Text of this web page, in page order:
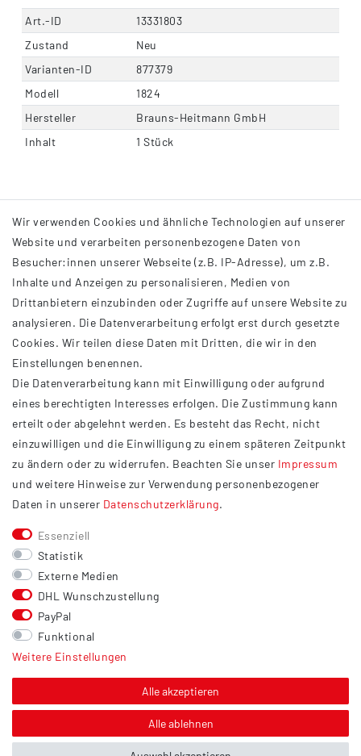
Art.-ID
13331803
Zustand
Neu
Varianten-ID
877379
Modell
1824
Hersteller
Brauns-Heitmann GmbH
Inhalt
1 Stück
INFORMATIONEN
AGB
Impressum
Datenschutzerklärung
Widerrufsrecht
Barrierefreiheit
Service
Kontakt
Versand
Zahlung
Vertrag widerrufen
Sonstiges
Hinweis zur Entsorgung von Altbatterien & Altöl
Über uns
Wir verwenden Cookies und ähnliche Technologien auf unserer
Website und verarbeiten personenbezogene Daten von
Besucher:innen unserer Webseite (z.B. IP-Adresse), um z.B.
Inhalte und Anzeigen zu personalisieren, Medien von
Drittanbietern einzubinden oder Zugriffe auf unsere Website zu
analysieren. Die Datenverarbeitung erfolgt erst durch gesetzte
Cookies. Wir teilen diese Daten mit Dritten, die wir in den
Einstellungen benennen.
Die Datenverarbeitung kann mit Einwilligung oder aufgrund
eines berechtigten Interesses erfolgen. Die Zustimmung kann
erteilt oder abgelehnt werden. Es besteht das Recht, nicht
einzuwilligen und die Einwilligung zu einem späteren Zeitpunkt
zu ändern oder zu widerrufen. Beachten Sie unser Impressum
und weitere Hinweise zur Verwendung personenbezogener
Daten in unserer Daten­schutz­erklärung.
Essenziell
Statistik
Externe Medien
DHL Wunschzustellung
PayPal
Funktional
Weitere Einstellungen
Alle akzeptieren
Alle ablehnen